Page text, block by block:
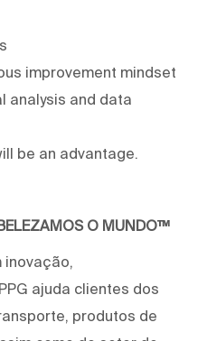
improvement mindset
analysis and data
be an advantage.
O MUNDO™
inovação,
ajuda clientes dos
produtos de